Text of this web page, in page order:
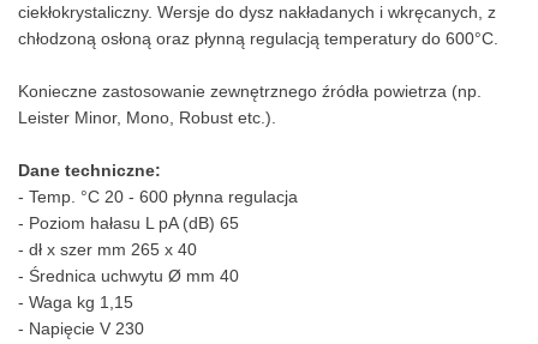
ciekłokrystaliczny. Wersje do dysz nakładanych i wkręcanych, z
chłodzoną osłoną oraz płynną regulacją temperatury do 600°C.
Konieczne zastosowanie zewnętrznego źródła powietrza (np.
Leister Minor, Mono, Robust etc.).
Dane techniczne:
- Temp. °C 20 - 600 płynna regulacja
- Poziom hałasu L pA (dB) 65
- dł x szer mm 265 x 40
- Średnica uchwytu Ø mm 40
- Waga kg 1,15
- Napięcie V 230